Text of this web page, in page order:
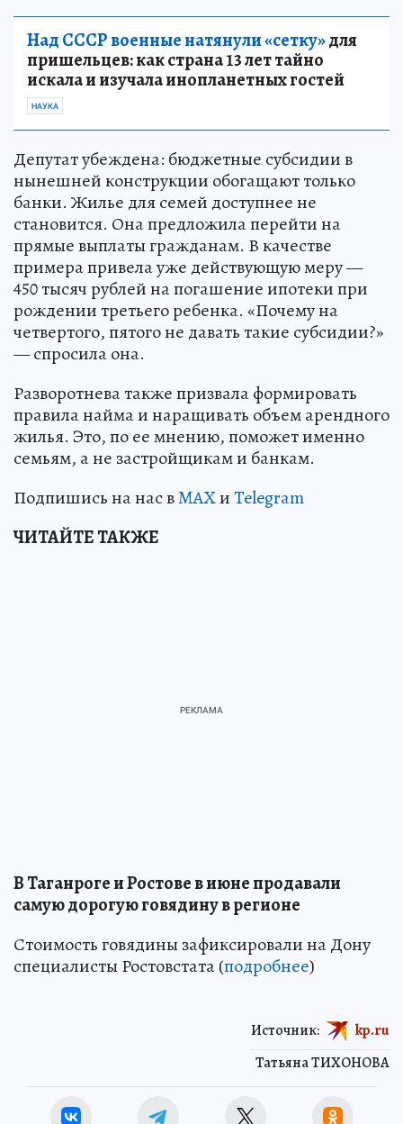
Над СССР военные натянули «сетку»для
пришельцев: как страна 13 лет тайно
искала и изучала инопланетных гостей
НАУКА
Депутат убеждена: бюджетные субсидии в
нынешней конструкции обогащают только
банки. Жилье для семей доступнее не
становится. Она предложила перейти на
прямые выплаты гражданам. В качестве
примера привела уже действующую меру —
450 тысяч рублей на погашение ипотеки при
рождении третьего ребенка. «Почему на
четвертого, пятого не давать такие субсидии?»
— спросила она.
Разворотнева также призвала формировать
правила найма и наращивать объем арендного
жилья. Это, по ее мнению, поможет именно
семьям, а не застройщикам и банкам.
Подпишись на нас вMAXиTelegram
ЧИТАЙТЕ ТАКЖЕ
В Таганроге и Ростове в июне продавали
самую дорогую говядину в регионе
Стоимость говядины зафиксировали на Дону
специалисты Ростовстата (подробнее)
Татьяна ТИХОНОВА
Источник: kp.ru